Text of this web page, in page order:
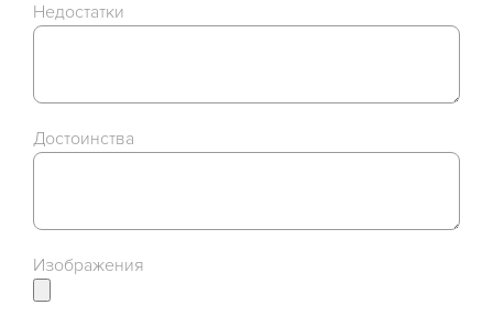
Недостатки
Достоинства
Изображения